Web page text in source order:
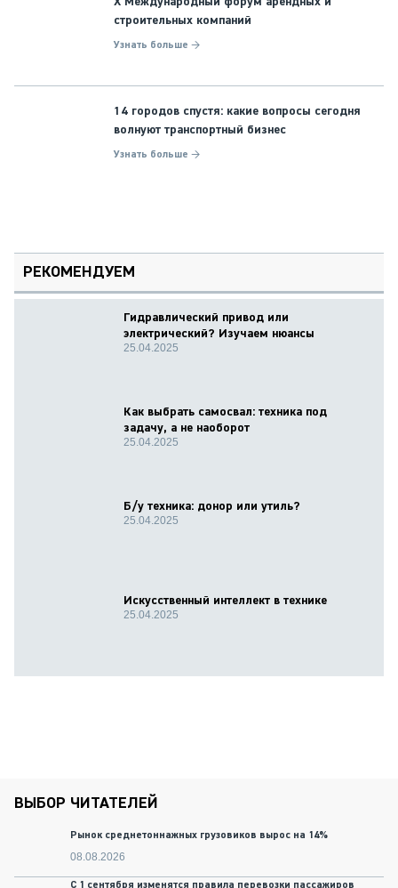
строительных компаний
Узнать больше →
14 городов спустя: какие вопросы сегодня
волнуют транспортный бизнес
Узнать больше →
РЕКОМЕНДУЕМ
Гидравлический привод или
электрический? Изучаем нюансы
25.04.2025
Как выбрать самосвал: техника под
задачу, а не наоборот
25.04.2025
Б/у техника: донор или утиль?
25.04.2025
Искусственный интеллект в технике
25.04.2025
ВЫБОР ЧИТАТЕЛЕЙ
Рынок среднетоннажных грузовиков вырос на 14%
08.08.2026
С 1 сентября изменятся правила перевозки пассажиров